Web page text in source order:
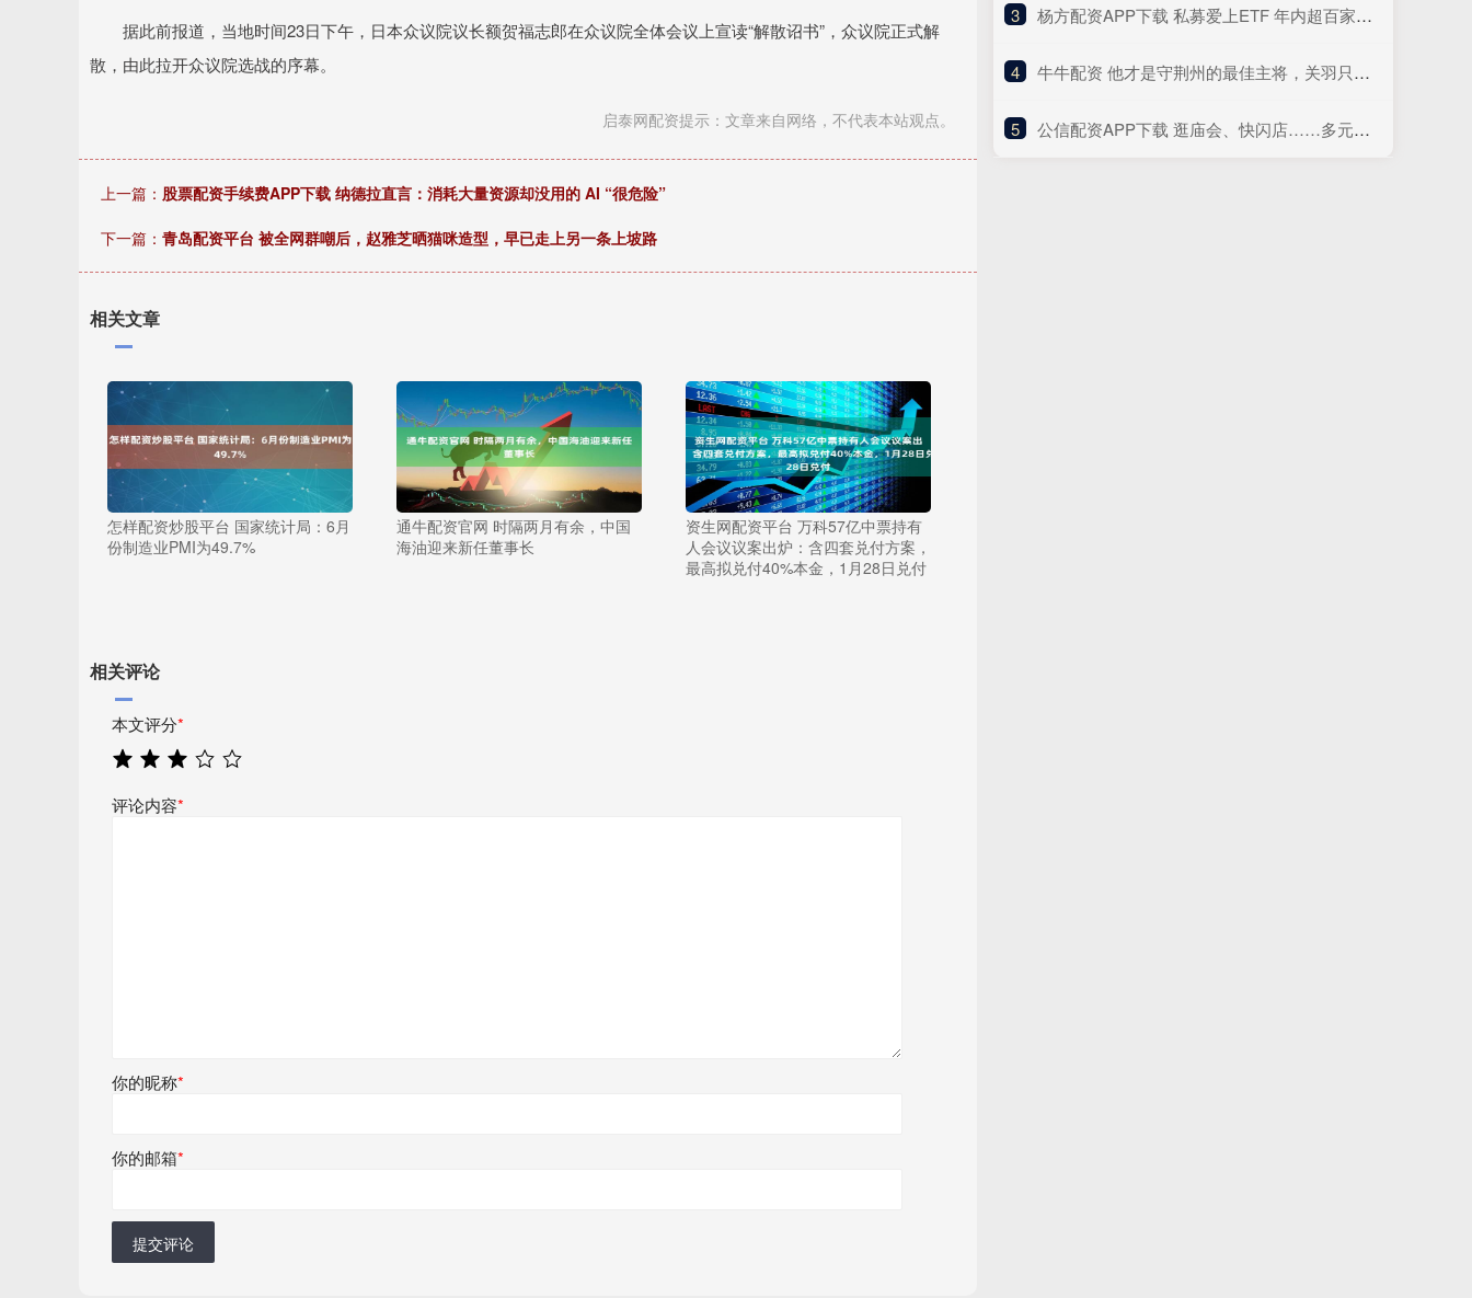
据此前报道，当地时间23日下午，日本众议院议长额贺福志郎在众议院全体会议上宣读“解散诏书”，众议院正式解
散，由此拉开众议院选战的序幕。
启泰网配资提示：文章来自网络，不代表本站观点。
上一篇： 股票配资手续费APP下载 纳德拉直言：消耗大量资源却没用的 AI “很危险”
下一篇： 青岛配资平台 被全网群嘲后，赵雅芝晒猫咪造型，早已走上另一条上坡路
相关文章
怎样配资炒股平台 国家统计局：6月
份制造业PMI为49.7%
通牛配资官网 时隔两月有余，中国
海油迎来新任董事长
资生网配资平台 万科57亿中票持有
人会议议案出炉：含四套兑付方案，
最高拟兑付40%本金，1月28日兑付
相关评论
本文评分*
评论内容*
你的昵称*
你的邮箱*
提交评论
3 ​杨方配资APP下载 私募爱上ETF 年内超百家私募现身ETF前十大名单 半导体、医药ETF最受青睐
4 ​牛牛配资 他才是守荆州的最佳主将，关羽只是第二人选，因一风流韵事遭弃用_赵云_军事_才能
5 ​公信配资APP下载 逛庙会、快闪店……多元化场景激活春节消费力